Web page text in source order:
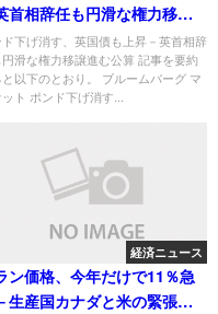
首相辞任も円滑な権力移譲
公算
ド下げ消す、英国債も上昇－英首相辞
滑な権力移譲進む公算 記事を要約
以下のとおり。 ブルームバーグ マ
ト ポンド下げ消す...
経済ニュース
ン価格、今年だけで11％急
生産国カナダと米の緊張高